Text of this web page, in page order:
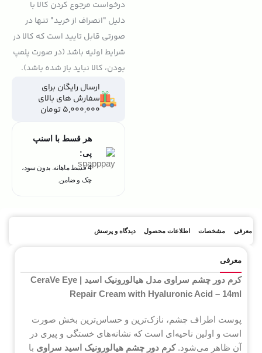
درخواست مرجوع کردن کالا با
دلیل "انصراف از خرید" تنها در
صورتی قابل تایید است که کالا در
شرایط اولیه باشد (در صورت پلمپ
بودن، کالا نباید باز شده باشد).
ارسال رایگان برای
سفارش های بالای
5,000,000 تومان
هر قسط با اسنپ
پی:
4 قسط ماهانه. بدون سود،
چک و ضامن.
معرفی مشخصات اطلاعات محصول دیدگاه و پرسش
معرفی
کرم دور چشم سراوی مدل هیالورونیک اسید | CeraVe Eye
Repair Cream with Hyaluronic Acid – 14ml
پوست اطراف چشم، نازک‌ترین و حساس‌ترین بخش صورت
است و اولین ناحیه‌ای است که نشانه‌های خستگی و پیری در
آن ظاهر می‌شود.کرم دور چشم هیالورونیک اسید سراوی با